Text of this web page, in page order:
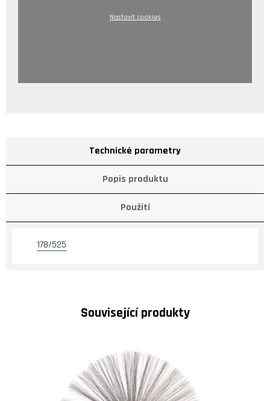
Nastavit cookies
Technické parametry
Popis produktu
Použití
178/525
Související produkty